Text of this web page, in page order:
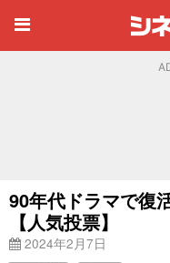
90年代ドラマで復
【人気投票】
2024年2月7日